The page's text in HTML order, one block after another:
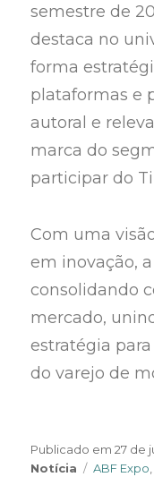
semestre de
destaca no
forma
plataformas e
autoral e
marca do
participar do
Com uma
em inovação,
consolidando
mercado,
estratégia
do varejo de
Publicado em27 de
Notícia
Tags
ABF Expo